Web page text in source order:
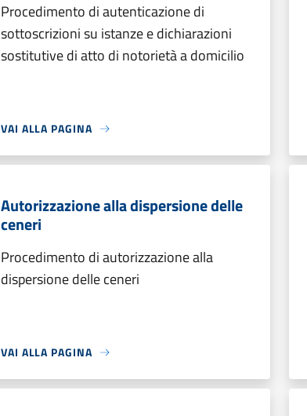
Procedimento di autenticazione di
sottoscrizioni su istanze e dichiarazioni
sostitutive di atto di notorietà a domicilio
VAI ALLA PAGINA
Autorizzazione alla dispersione delle
ceneri
Procedimento di autorizzazione alla
dispersione delle ceneri
VAI ALLA PAGINA